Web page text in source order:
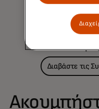
Έχετε
με τις
Διαβάστε τις